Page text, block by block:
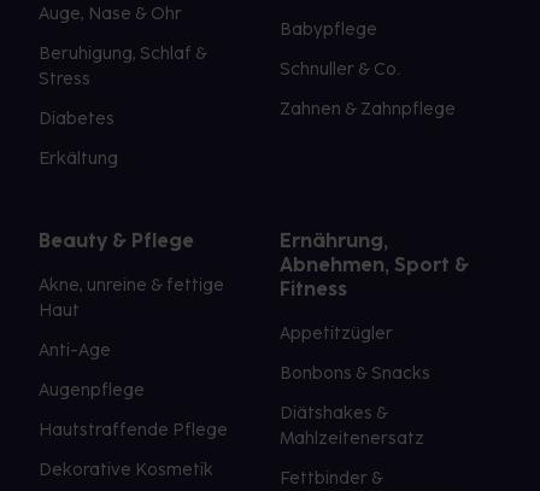
Auge, Nase & Ohr
Beruhigung, Schlaf &
Stress
Diabetes
Erkältung
Babypflege
Schnuller & Co.
Zahnen & Zahnpflege
Beauty & Pflege
Akne, unreine & fettige
Haut
Anti-Age
Augenpflege
Hautstraffende Pflege
Dekorative Kosmetik
Ernährung,
Abnehmen, Sport &
Fitness
Appetitzügler
Bonbons & Snacks
Diätshakes &
Mahlzeitenersatz
Fettbinder &